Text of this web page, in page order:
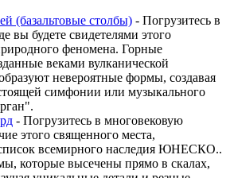
(базальтовые столбы) - Погрузитесь в
вы будете свидетелями этого
феномена. Горные
веками вулканической
невероятные формы, создавая
симфонии или музыкального
- Погрузитесь в многовековую
этого священного места,
всемирного наследия ЮНЕСКО..
которые высечены прямо в скалах,